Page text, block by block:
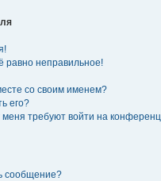
равно неправильное!
со своим именем?
его?
меня требуют войти на
сообщение?